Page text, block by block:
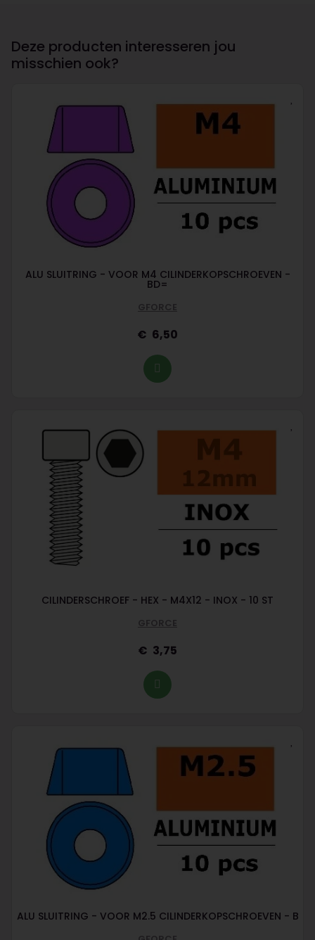
Deze producten interesseren jou
misschien ook?
ALU SLUITRING - VOOR M4 CILINDERKOPSCHROEVEN -
BD=
GFORCE
6,50
CILINDERSCHROEF - HEX - M4X12 - INOX - 10 ST
GFORCE
3,75
ALU SLUITRING - VOOR M2.5 CILINDERKOPSCHROEVEN - B